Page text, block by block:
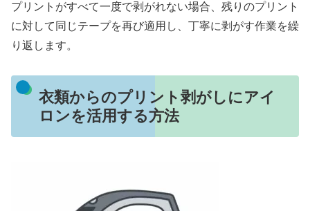
プリントがすべて一度で剥がれない場合、残りのプリント
に対して同じテープを再び適用し、丁寧に剥がす作業を繰
り返します。
衣類からのプリント剥がしにアイ
ロンを活用する方法